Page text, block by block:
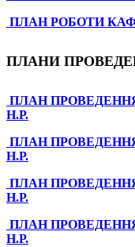
ПЛАН РОБОТИ
ПЛАНИ
ПЛАН
Н.Р.
ПЛАН
Н.Р.
ПЛАН
Н.Р.
ПЛАН
Н.Р.